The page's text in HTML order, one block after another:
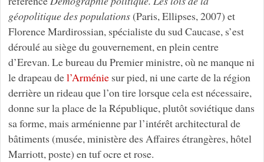
géopolitique des populations(Paris, Ellipses, 2007) et
Florence Mardirossian, spécialiste du sud Caucase, s’est
déroulé au siège du gouvernement, en plein centre
d’Erevan. Le bureau du Premier ministre, où ne manque ni
le drapeau del’Arméniesur pied, ni une carte de la région
derrière un rideau que l’on tire lorsque cela est nécessaire,
donne sur la place de la République, plutôt soviétique dans
sa forme, mais arménienne par l’intérêt architectural de
bâtiments (musée, ministère des Affaires étrangères, hôtel
Marriott, poste) en tuf ocre et rose.